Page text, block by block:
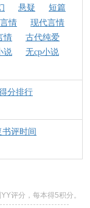
悬疑
短篇
情
现代言情
情
古代纯爱
说
无cp小说
分排行
书评时间
评分，每本得5积分。